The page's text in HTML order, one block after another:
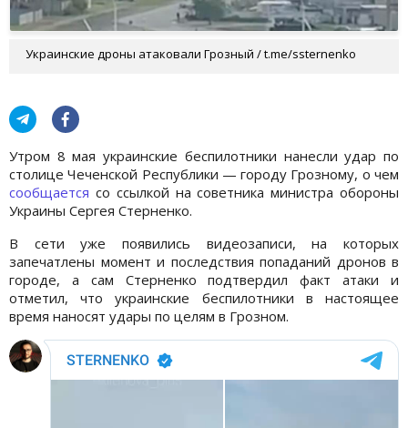
Украинские дроны атаковали Грозный / t.me/ssternenko
Утром 8 мая украинские беспилотники нанесли удар по
столице Чеченской Республики — городу Грозному, о чем
сообщается со ссылкой на советника министра обороны
Украины Сергея Стерненко.
В сети уже появились видеозаписи, на которых
запечатлены момент и последствия попаданий дронов в
городе, а сам Стерненко подтвердил факт атаки и
отметил, что украинские беспилотники в настоящее
время наносят удары по целям в Грозном.